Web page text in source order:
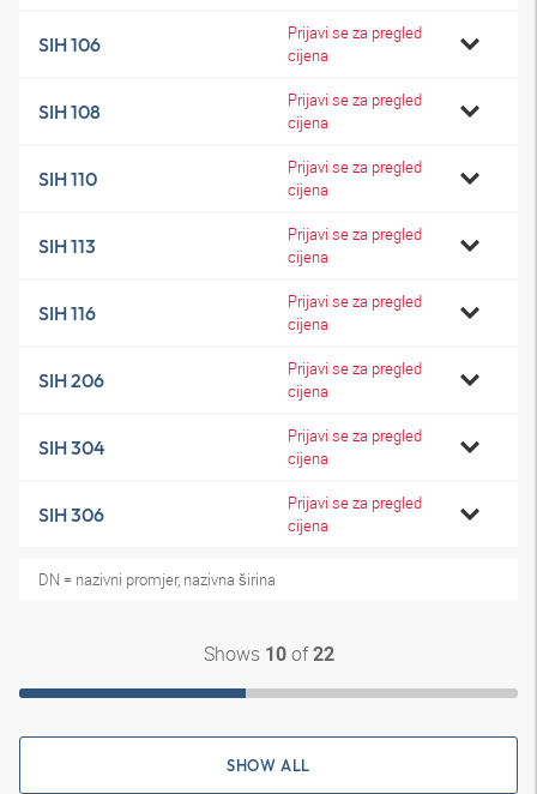
SIH 106
Prijavi se za pregled
cijena
SIH 108
Prijavi se za pregled
cijena
SIH 110
Prijavi se za pregled
cijena
SIH 113
Prijavi se za pregled
cijena
SIH 116
Prijavi se za pregled
cijena
SIH 206
Prijavi se za pregled
cijena
SIH 304
Prijavi se za pregled
cijena
SIH 306
Prijavi se za pregled
cijena
DN = nazivni promjer, nazivna širina
Shows 10of22
SHOW ALL